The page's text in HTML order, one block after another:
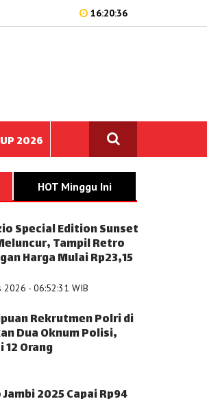
16:20:36
2026
HOT Minggu Ini
Special Edition Sunset
Tampil Retro
Harga Mulai Rp23,15
2026 - 06:52:31 WIB
Rekrutmen Polri di
Dua Oknum Polisi,
12 Orang